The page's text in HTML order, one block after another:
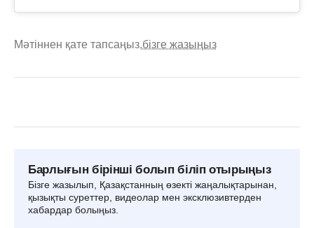
Мәтіннен қате тапсаңыз,бізге жазыңыз
Барлығын бірінші болып біліп отырыңыз
Бізге жазылып, Қазақстанның өзекті жаңалықтарынан,
қызықты суреттер, видеолар мен эксклюзивтерден
хабардар болыңыз.